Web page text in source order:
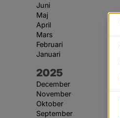
Juni
Maj
April
Mars
Februari
Januari
År:
2025
December
November
Oktober
September